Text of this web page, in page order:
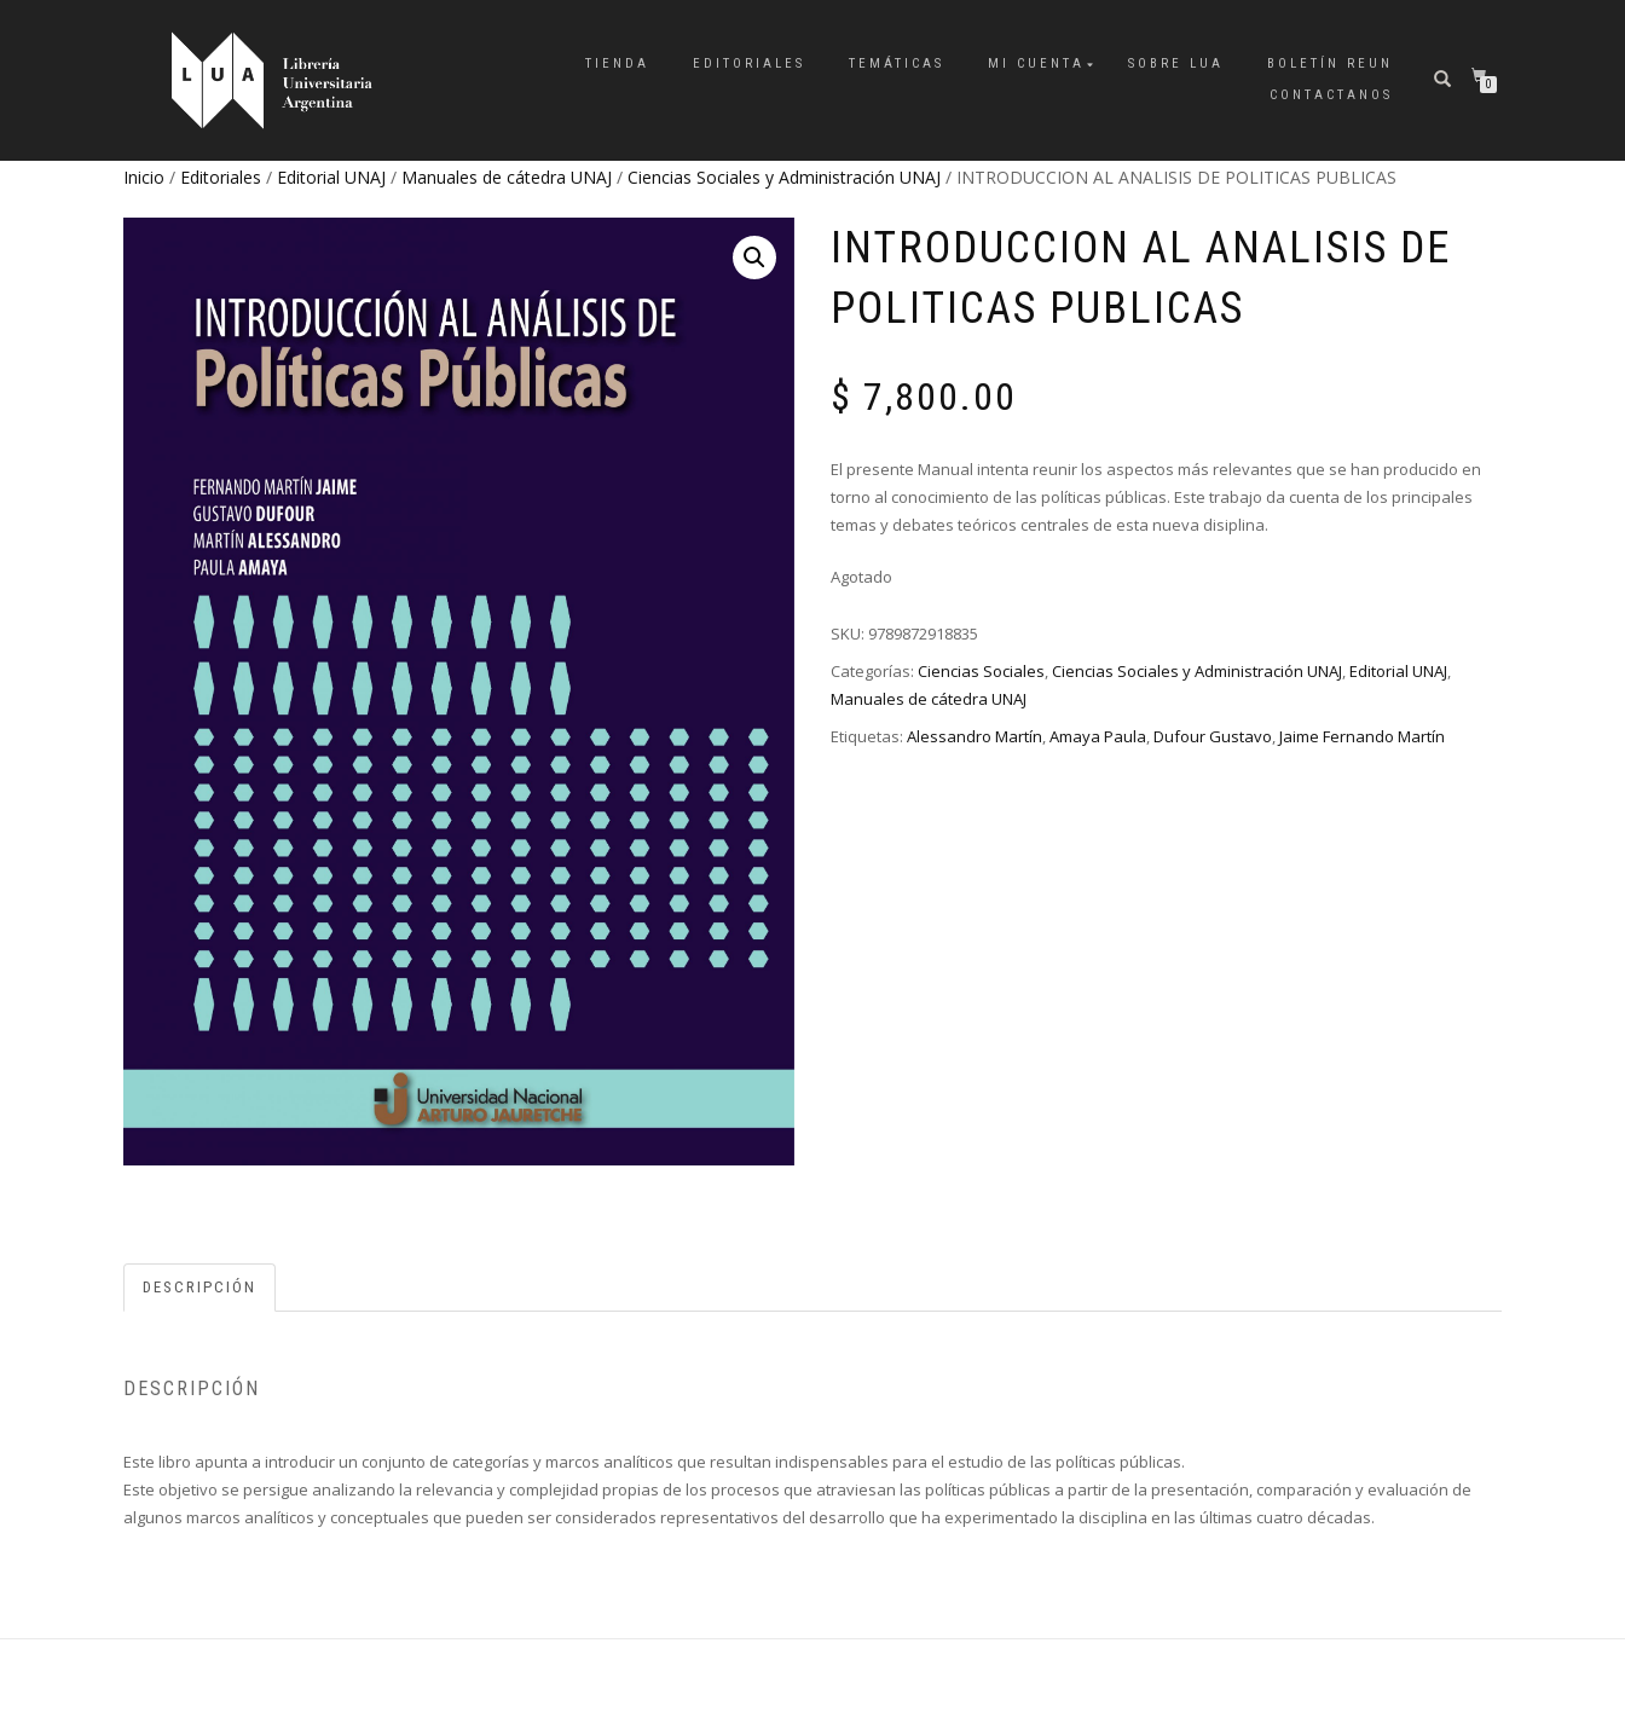
TIENDA EDITORIALES TEMÁTICAS MI CUENTA SOBRE LUA
BOLETÍN REUN
CONTACTANOS
0
Inicio / Editoriales / Editorial UNAJ / Manuales de cátedra UNAJ / Ciencias Sociales y Administración UNAJ / INTRODUCCION AL ANALISIS DE POLITICAS PUBLICAS
INTRODUCCION AL ANALISIS DE
POLITICAS PUBLICAS
$ 7,800.00
El presente Manual intenta reunir los aspectos más relevantes que se han producido en
torno al conocimiento de las políticas públicas. Este trabajo da cuenta de los principales
temas y debates teóricos centrales de esta nueva disiplina.
Agotado
SKU: 9789872918835
Categorías: Ciencias Sociales,Ciencias Sociales y Administración UNAJ,Editorial UNAJ,
Manuales de cátedra UNAJ
Etiquetas: Alessandro Martín,Amaya Paula,Dufour Gustavo,Jaime Fernando Martín
DESCRIPCIÓN
DESCRIPCIÓN
Este libro apunta a introducir un conjunto de categorías y marcos analíticos que resultan indispensables para el estudio de las políticas públicas.
Este objetivo se persigue analizando la relevancia y complejidad propias de los procesos que atraviesan las políticas públicas a partir de la presentación, comparación y evaluación de
algunos marcos analíticos y conceptuales que pueden ser considerados representativos del desarrollo que ha experimentado la disciplina en las últimas cuatro décadas.